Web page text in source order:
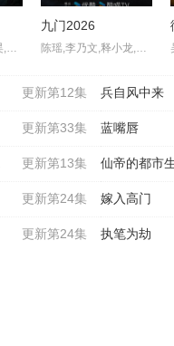
九门2026
更新第12集 兵自风中来
更新第33集 蓝嘴唇
更新第13集 仙帝的都市
更新第24集 嫁入高门
更新第24集 执笔为劫